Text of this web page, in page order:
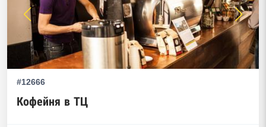
#12666
Кофейня в ТЦ